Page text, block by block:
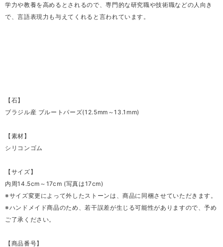
学力や教養を高めるとされるので、専門的な研究職や技術職などの人向き
で、言語表現力も与えてくれると言われています。
【石】
ブラジル産 ブルートパーズ(12.5mm～13.1mm)
【素材】
シリコンゴム
【サイズ】
内周14.5cm～17cm (写真は17cm)
※サイズ変更によって外したストーンは、商品に同梱させていただきます。
※ハンドメイド商品のため、若干誤差が生じる可能性がありますので、予め
ご了承ください。
【商品番号】